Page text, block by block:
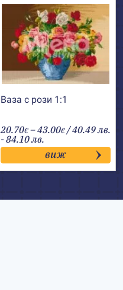
Ваза с рози 1:1
20.70€ –43.00€Price
range:
20.70€
through
43.00€
/ 40.49 лв.
- 84.10 лв.
виж